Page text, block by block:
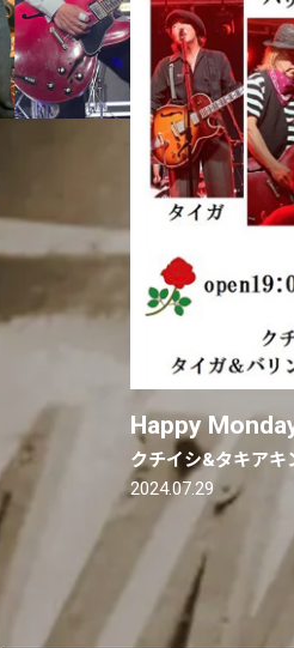
Happy
クチイシ&タキアキ
2024.07.29